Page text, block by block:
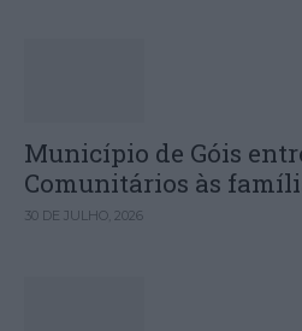
Município de Góis
Comunitários às
30 DE JULHO, 2026